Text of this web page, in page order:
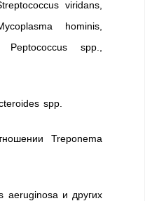
viridans,
hominis,
Peptococcus spp.,
spp.
Treponema
aeruginosa и других